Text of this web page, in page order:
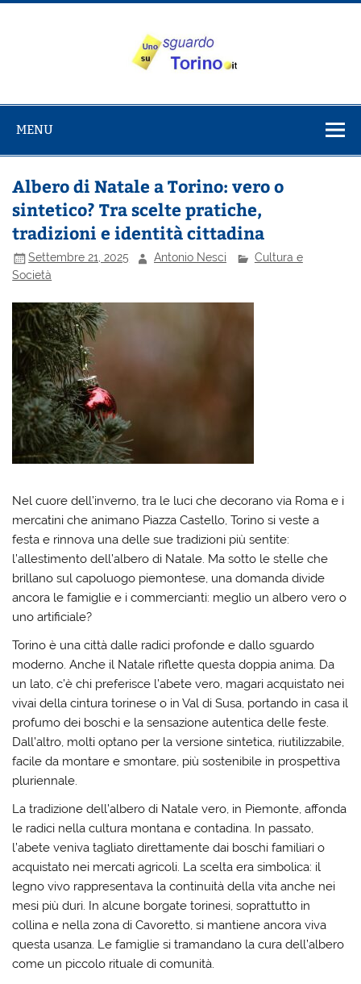
Salta
su Torino
MENU
Albero di Natale a Torino: vero o
sintetico? Tra scelte pratiche,
tradizioni e identità cittadina
Settembre 21, 2025 Antonio Nesci
Cultura e
Società
Nel cuore dell’inverno, tra le luci che decorano via Roma e i
mercatini che animano Piazza Castello, Torino si veste a
festa e rinnova una delle sue tradizioni più sentite:
l’allestimento dell’albero di Natale. Ma sotto le stelle che
brillano sul capoluogo piemontese, una domanda divide
ancora le famiglie e i commercianti: meglio un albero vero o
uno artificiale?
Torino è una città dalle radici profonde e dallo sguardo
moderno. Anche il Natale riflette questa doppia anima. Da
un lato, c’è chi preferisce l’abete vero, magari acquistato nei
vivai della cintura torinese o in Val di Susa, portando in casa il
profumo dei boschi e la sensazione autentica delle feste.
Dall’altro, molti optano per la versione sintetica, riutilizzabile,
facile da montare e smontare, più sostenibile in prospettiva
pluriennale.
La tradizione dell’albero di Natale vero, in Piemonte, affonda
le radici nella cultura montana e contadina. In passato,
l’abete veniva tagliato direttamente dai boschi familiari o
acquistato nei mercati agricoli. La scelta era simbolica: il
legno vivo rappresentava la continuità della vita anche nei
mesi più duri. In alcune borgate torinesi, soprattutto in
collina e nella zona di Cavoretto, si mantiene ancora viva
questa usanza. Le famiglie si tramandano la cura dell’albero
come un piccolo rituale di comunità.